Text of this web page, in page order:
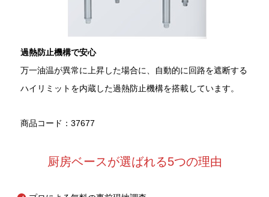
過熱防止機構で安心
万一油温が異常に上昇した場合に、自動的に回路を遮断する
ハイリミットを内蔵した過熱防止機構を搭載しています。
商品コード：37677
厨房ベースが選ばれる5つの理由